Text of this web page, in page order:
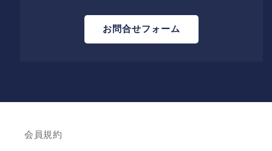
お問合せフォーム
会員規約